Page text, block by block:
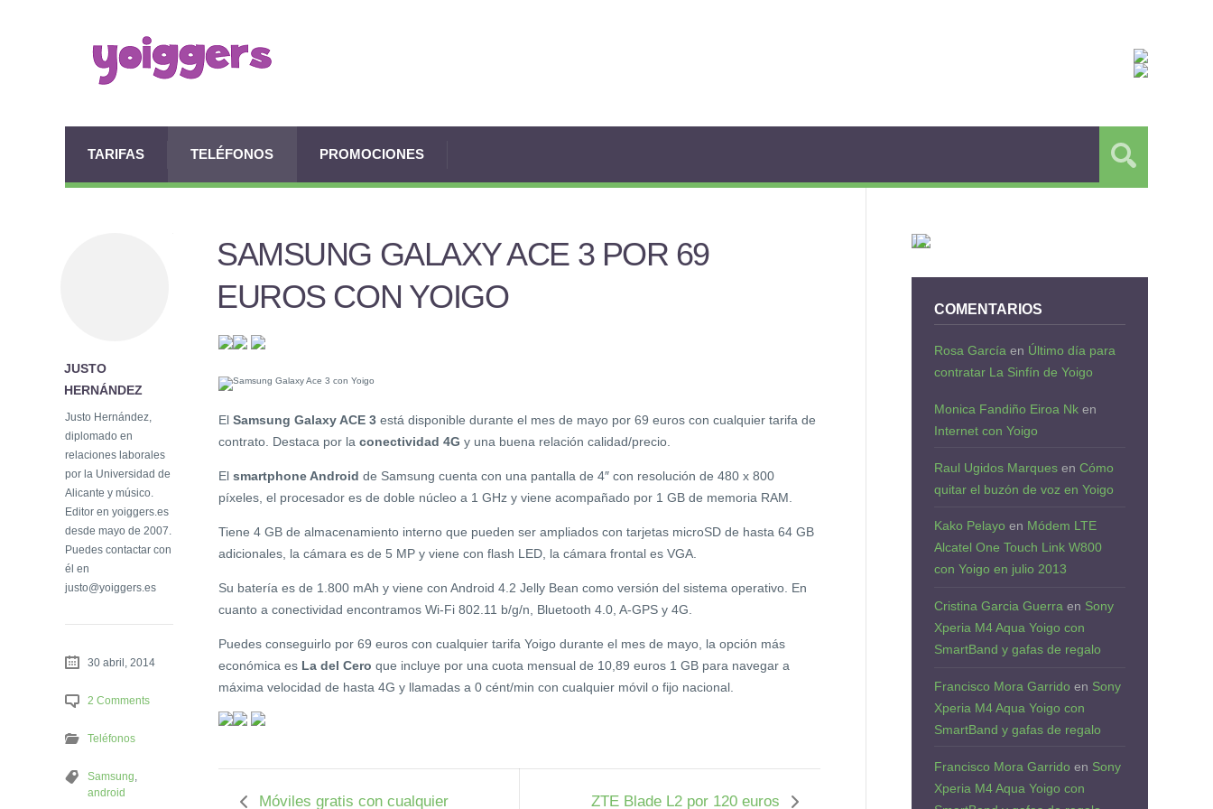
TARIFAS TELÉFONOS PROMOCIONES
SAMSUNG GALAXY ACE 3 POR 69
EUROS CON YOIGO
El Samsung Galaxy ACE 3 está disponible durante el mes de mayo por 69 euros con cualquier tarifa de
contrato. Destaca por la conectividad 4G y una buena relación calidad/precio.
El smartphone Android de Samsung cuenta con una pantalla de 4″ con resolución de 480 x 800
píxeles, el procesador es de doble núcleo a 1 GHz y viene acompañado por 1 GB de memoria RAM.
Tiene 4 GB de almacenamiento interno que pueden ser ampliados con tarjetas microSD de hasta 64 GB
adicionales, la cámara es de 5 MP y viene con flash LED, la cámara frontal es VGA.
Su batería es de 1.800 mAh y viene con Android 4.2 Jelly Bean como versión del sistema operativo. En
cuanto a conectividad encontramos Wi-Fi 802.11 b/g/n, Bluetooth 4.0, A-GPS y 4G.
Puedes conseguirlo por 69 euros con cualquier tarifa Yoigo durante el mes de mayo, la opción más
económica es La del Cero que incluye por una cuota mensual de 10,89 euros 1 GB para navegar a
máxima velocidad de hasta 4G y llamadas a 0 cént/min con cualquier móvil o fijo nacional.
Móviles gratis con cualquier
ZTE Blade L2 por 120 euros
JUSTO
HERNÁNDEZ
Justo Hernández,
diplomado en
relaciones laborales
por la Universidad de
Alicante y músico.
Editor en yoiggers.es
desde mayo de 2007.
Puedes contactar con
él en
justo@yoiggers.es
30 abril, 2014
2 Comments
Teléfonos
Samsung
android
COMENTARIOS
Rosa García en Último día para
contratar La Sinfín de Yoigo
Monica Fandiño Eiroa Nk en
Internet con Yoigo
Raul Ugidos Marques en Cómo
quitar el buzón de voz en Yoigo
Kako Pelayo en Módem LTE
Alcatel One Touch Link W800
con Yoigo en julio 2013
Cristina Garcia Guerra en Sony
Xperia M4 Aqua Yoigo con
SmartBand y gafas de regalo
Francisco Mora Garrido en Sony
Xperia M4 Aqua Yoigo con
SmartBand y gafas de regalo
Francisco Mora Garrido en Sony
Xperia M4 Aqua Yoigo con